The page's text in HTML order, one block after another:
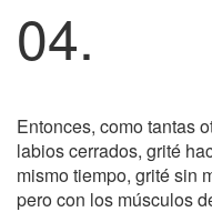
04.
Entonces, como tantas
labios cerrados, grité
mismo tiempo, grité sin
pero con los músculos